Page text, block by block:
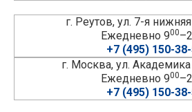
г. Реутов, ул. 7-я
Ежедневно 900
+7 (495) 150-
г. Москва, ул.
Ежедневно 900
+7 (495) 150-